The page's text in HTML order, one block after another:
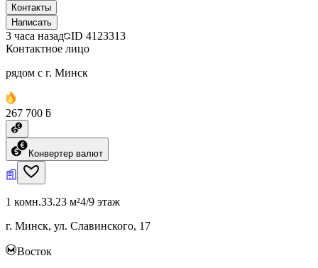
Контакты
Написать
3 часа назад ID 4123313
Контактное лицо
рядом с г. Минск
267 700 ƃ
Конвертер валют
1 комн.33.23 м²4/9 этаж
г. Минск, ул. Славинского, 17
Восток